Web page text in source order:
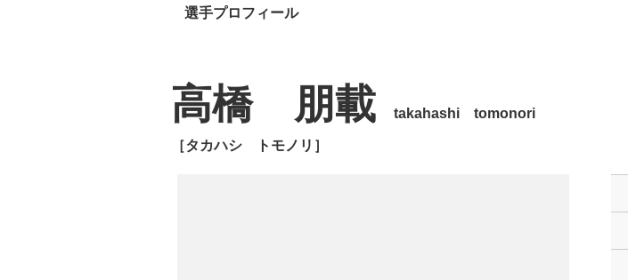
選手プロフィール
高橋 朋載 takahashi tomonori
［タカハシ トモノリ］